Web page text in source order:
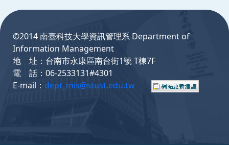
©2014 南臺科技大學資訊管理系 Department of
Information Management
地 址：台南市永康區南台街1號 T棟7F
電 話：06-2533131#4301
E-mail： dept_mis@stust.edu.tw